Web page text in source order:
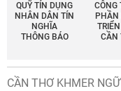
QUỸ TÍN DỤNG
NHÂN DÂN TÍN
NGHĨA
THÔNG BÁO
CÔNG
PHẦN
CẦN
CẦN THƠ KHMER NGỮ